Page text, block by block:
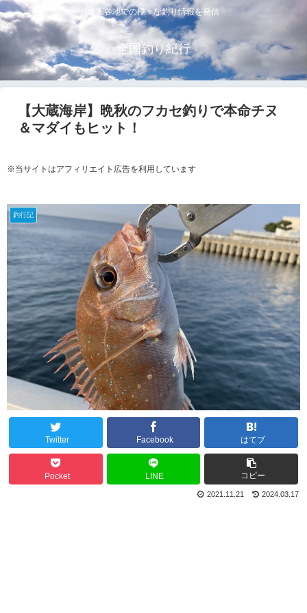
全国各地での様々な釣り情報を発信
全国釣り紀行
【大蔵海岸】晩秋のフカセ釣りで本命チヌ
＆マダイもヒット！
※当サイトはアフィリエイト広告を利用しています
釣行記
Twitter Facebook はてブ
Pocket LINE コピー
2024.03.17
2021.11.21